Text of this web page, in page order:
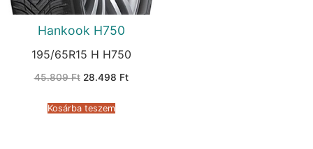
Hankook H750
195/65R15 H H750
45.809Ft Original
45.809 Ft.
28.498 FtCurrent
Kosárba teszem